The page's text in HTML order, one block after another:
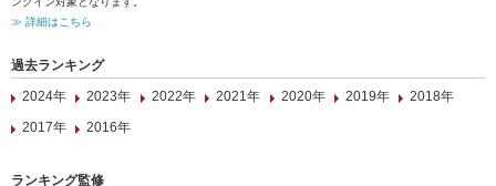
≫ 詳細はこちら
過去ランキング
2024年
2023年 2022年 2021年 2020年 2019年
2018年
2017年
2016年
ランキング監修